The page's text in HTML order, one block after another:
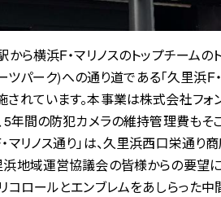
ら横浜F・マリノスのトップチーム
ツパーク)への通り道である「久里浜
れています。本事業は株式会社フ
5年間の防犯カメラの維持管理費もそ
リノス通り」は、久里浜西口栄通り
地域運営協議会の皆様からの要望
コロールとエンブレムをあしらった